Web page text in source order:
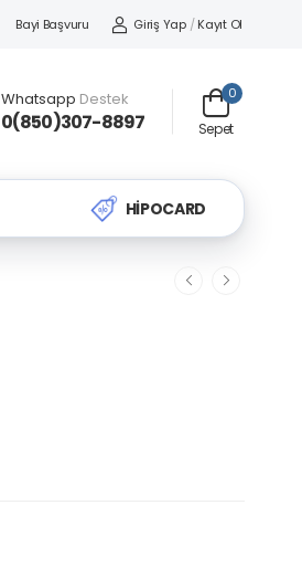
Bayi Başvuru Giriş Yap / Kayıt Ol
Whatsapp Destek
0(850)307-8897
0
Sepet
HİPOCARD